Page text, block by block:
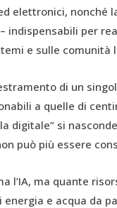
elettronici, nonché
indispensabili per
e sulle comunità
di un
a quelle di
digitale” si
può più essere
l’IA, ma quante
e acqua da